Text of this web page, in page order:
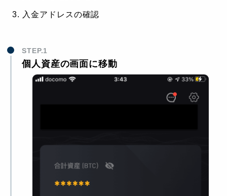
入金アドレスの確認
STEP.1
個人資産の画面に移動